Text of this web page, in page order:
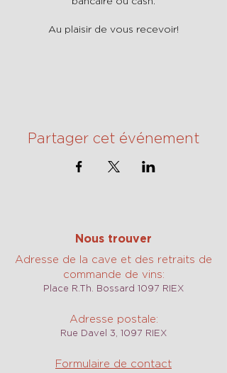
Au plaisir de vous recevoir!
Partager cet événement
Nous trouver
Adresse de la cave et des retraits de
commande de vins:
Place R.Th. Bossard 1097 RIEX
Adresse postale:
Rue Davel 3, 1097 RIEX
Formulaire de contact